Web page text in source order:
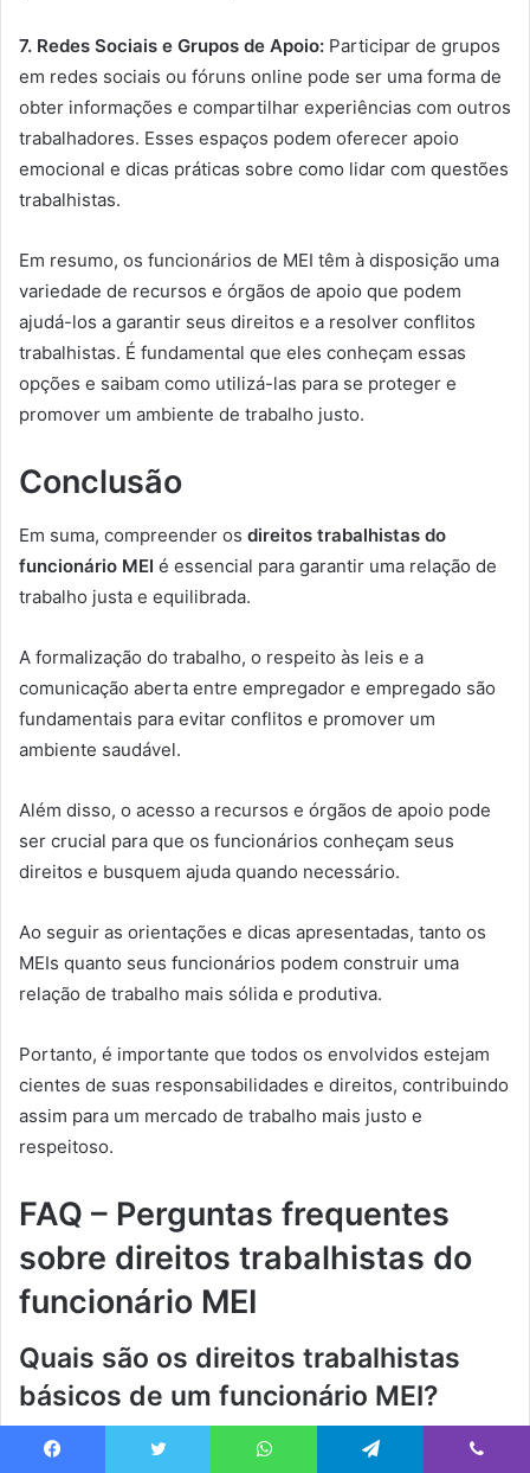
7. Redes Sociais e Grupos de Apoio: Participar de grupos
em redes sociais ou fóruns online pode ser uma forma de
obter informações e compartilhar experiências com outros
trabalhadores. Esses espaços podem oferecer apoio
emocional e dicas práticas sobre como lidar com questões
trabalhistas.
Em resumo, os funcionários de MEI têm à disposição uma
variedade de recursos e órgãos de apoio que podem
ajudá-los a garantir seus direitos e a resolver conflitos
trabalhistas. É fundamental que eles conheçam essas
opções e saibam como utilizá-las para se proteger e
promover um ambiente de trabalho justo.
Conclusão
Em suma, compreender os direitos trabalhistas do
funcionário MEI é essencial para garantir uma relação de
trabalho justa e equilibrada.
A formalização do trabalho, o respeito às leis e a
comunicação aberta entre empregador e empregado são
fundamentais para evitar conflitos e promover um
ambiente saudável.
Além disso, o acesso a recursos e órgãos de apoio pode
ser crucial para que os funcionários conheçam seus
direitos e busquem ajuda quando necessário.
Ao seguir as orientações e dicas apresentadas, tanto os
MEIs quanto seus funcionários podem construir uma
relação de trabalho mais sólida e produtiva.
Portanto, é importante que todos os envolvidos estejam
cientes de suas responsabilidades e direitos, contribuindo
assim para um mercado de trabalho mais justo e
respeitoso.
FAQ – Perguntas frequentes
sobre direitos trabalhistas do
funcionário MEI
Quais são os direitos trabalhistas
básicos de um funcionário MEI?
Os direitos básicos incluem registro em carteira, salário